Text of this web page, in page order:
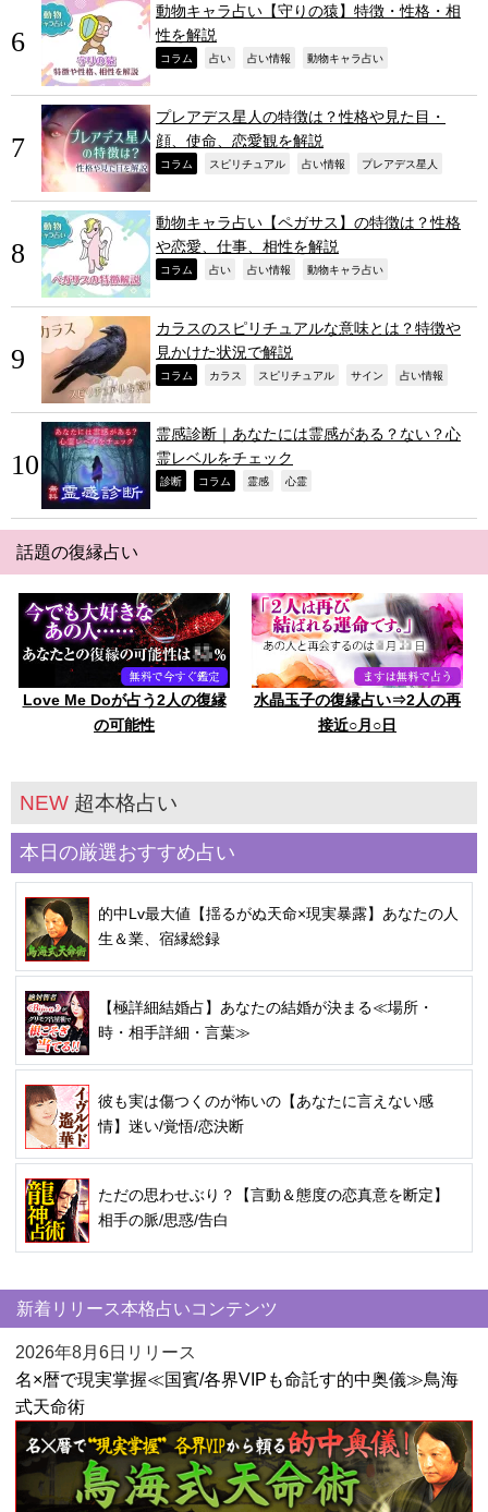
動物キャラ占い【守りの猿】特徴・性格・相
性を解説
コラム 占い 占い情報 動物キャラ占い
プレアデス星人の特徴は？性格や見た目・
顔、使命、恋愛観を解説
コラム スピリチュアル 占い情報 プレアデス星人
動物キャラ占い【ペガサス】の特徴は？性格
や恋愛、仕事、相性を解説
コラム 占い 占い情報 動物キャラ占い
カラスのスピリチュアルな意味とは？特徴や
見かけた状況で解説
コラム カラス スピリチュアル サイン 占い情報
霊感診断｜あなたには霊感がある？ない？心
霊レベルをチェック
診断 コラム 霊感 心霊
話題の復縁占い
Love Me Doが占う2人の復縁
の可能性
水晶玉子の復縁占い⇒2人の再
接近○月○日
NEW 超本格占い
本日の厳選おすすめ占い
的中Lv最大値【揺るがぬ天命×現実暴露】あなたの人
生＆業、宿縁総録
【極詳細結婚占】あなたの結婚が決まる≪場所・
時・相手詳細・言葉≫
彼も実は傷つくのが怖いの【あなたに言えない感
情】迷い/覚悟/恋決断
ただの思わせぶり？【言動＆態度の恋真意を断定】
相手の脈/思惑/告白
新着リリース本格占いコンテンツ
2026年8月6日リリース
名×暦で現実掌握≪国賓/各界VIPも命託す的中奥儀≫鳥海
式天命術